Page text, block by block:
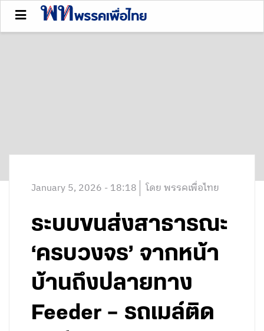
January 5, 2026 - 18:18 โดย พรรคเพื่อไทย
ระบบขนส่งสาธารณะ
‘ครบวงจร’ จากหน้า
บ้านถึงปลายทาง
Feeder – รถเมล์ติด